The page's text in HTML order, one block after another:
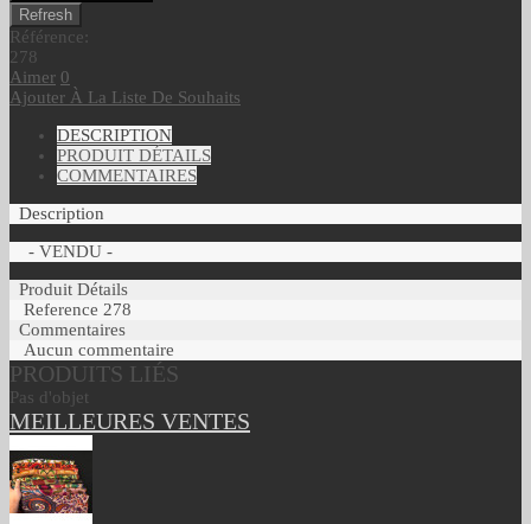
Référence:
278
Aimer 0
Ajouter À La Liste De Souhaits
DESCRIPTION
PRODUIT DÉTAILS
COMMENTAIRES
Description
- VENDU -
Produit Détails
Reference 278
Commentaires
Aucun commentaire
PRODUITS LIÉS
Pas d'objet
MEILLEURES VENTES